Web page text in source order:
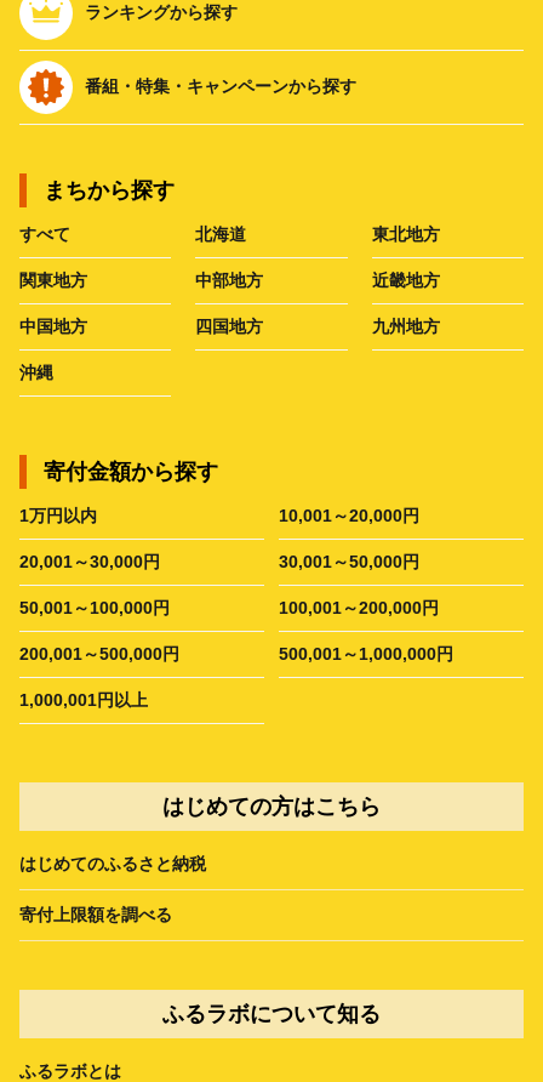
ランキングから探す
番組・特集・キャンペーンから探す
まちから探す
すべて 北海道 東北地方
関東地方 中部地方 近畿地方
中国地方 四国地方 九州地方
沖縄
寄付金額から探す
1万円以内 10,001～20,000円
20,001～30,000円 30,001～50,000円
50,001～100,000円 100,001～200,000円
200,001～500,000円 500,001～1,000,000円
1,000,001円以上
はじめての方はこちら
はじめてのふるさと納税
寄付上限額を調べる
ふるラボについて知る
ふるラボとは